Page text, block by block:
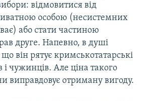
відмовитися від
особою (несистемних
або стати частиною
друге. Напевно, в душі
він рятує кримськотатарські
і чужинців. Але ціна такого
виправдовує отриману вигоду.